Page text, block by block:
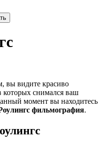
вы видите красиво
снимался ваш
момент вы находитесь
фильмография.